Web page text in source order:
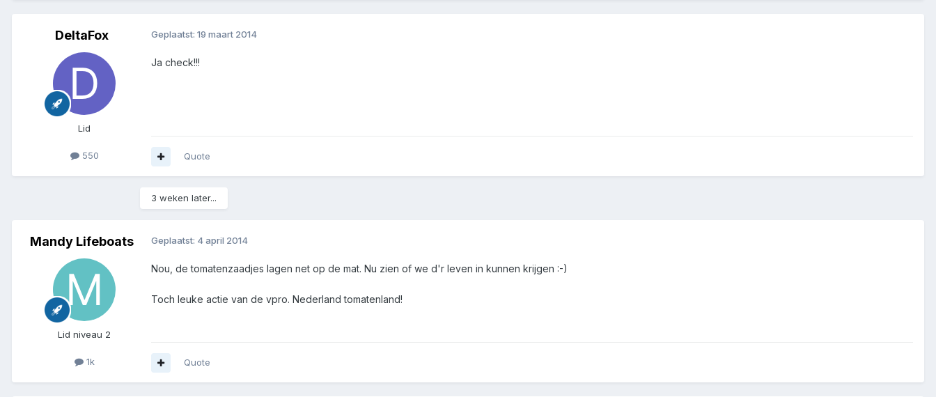
DeltaFox
Lid
550
Geplaatst: 19 maart 2014
Ja check!!!
Quote
3 weken later...
Mandy Lifeboats
Lid niveau 2
1k
Geplaatst: 4 april 2014
Nou, de tomatenzaadjes lagen net op de mat. Nu zien of we d'r leven in kunnen krijgen :-)
Toch leuke actie van de vpro. Nederland tomatenland!
Quote